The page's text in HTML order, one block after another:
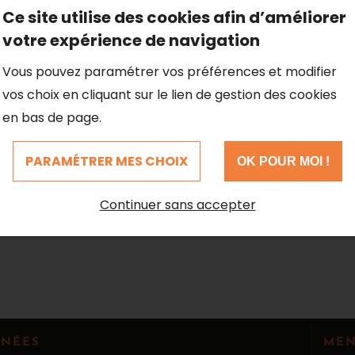
Ce site utilise des cookies afin d’améliorer
votre expérience de navigation
Vous pouvez paramétrer vos préférences et modifier
vos choix en cliquant sur le lien de gestion des cookies
en bas de page.
PARAMÉTRER MES CHOIX OK POUR MOI !
Continuer sans accepter